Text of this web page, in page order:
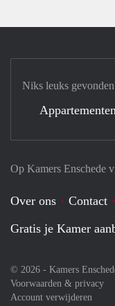
Op Kamers Enschede
Over ons Contact
Gratis je Kamer
© 2026 - Kamers
Voorwaarden & privacy
Account verwijderen
Niks leuks